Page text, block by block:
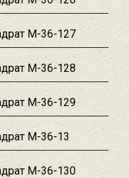
M-36-127
M-36-128
M-36-129
M-36-13
M-36-130